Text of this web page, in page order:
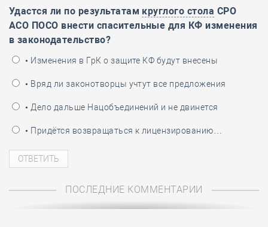
Удастся ли по результатам круглого стола СРО
АСО ПОСО внести спасительные для КФ изменения
в законодательство?
• Изменения в ГрК о защите КФ будут внесены
• Вряд ли законотворцы учтут все предложения
• Дело дальше Нацобъединений и не двинется
• Придётся возвращаться к лицензированию…
ПОСЛЕДНИЕ КОММЕНТАРИИ